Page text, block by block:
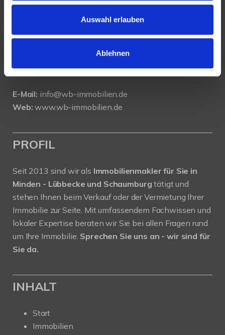
Auswahl erlauben
Ablehnen
WeserBergland Immobilien
0571 - 597 265 17
Fax:0571 - 870 490 05
E-Mail: info@wb-immobilien.de
Web: www.wb-immobilien.de
PROFIL
Seit 2013 sind wir als Immobilienmakler für Sie in
Minden - Lübbecke und Schaumburgtätigt und
stehen Ihnen beim Verkauf oder der Vermietung Ihrer
Immobilie zur Seite. Mit umfassendem Fachwissen und
lokaler Expertise beraten wir Sie bei allen Fragen rund
um Ihre Immobilie. Sprechen Sie uns an - wir sind für
Sie da.
INHALT
Start
Immobilien